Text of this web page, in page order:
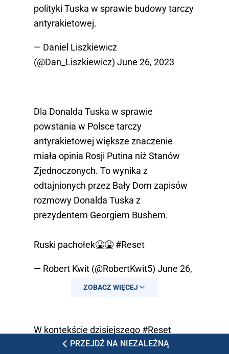
polityki Tuska w sprawie budowy tarczy
antyrakietowej.
— Daniel Liszkiewicz
(@Dan_Liszkiewicz) June 26, 2023
Dla Donalda Tuska w sprawie
powstania w Polsce tarczy
antyrakietowej większe znaczenie
miała opinia Rosji Putina niż Stanów
Zjednoczonych. To wynika z
odtajnionych przez Bały Dom zapisów
rozmowy Donalda Tuska z
prezydentem Georgiem Bushem.
Ruski pachołek🤮🤮 #Reset
— Robert Kwit (@RobertKwit5) June 26,
ZOBACZ WIĘCEJ
W kontekście dzisiejszego #Reset
oczywiście można Tuska określić jako
PRZEJDŹ NA NIEZALEŻNĄ